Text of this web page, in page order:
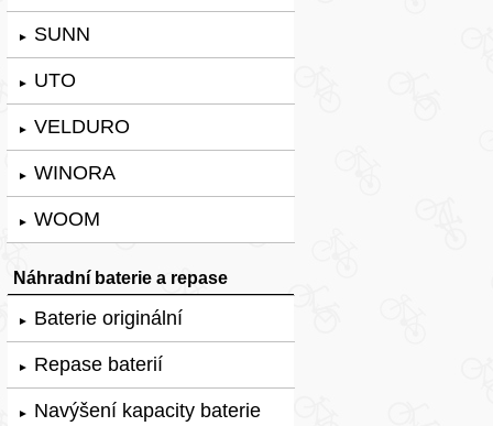
► SUNN
► UTO
► VELDURO
► WINORA
► WOOM
Náhradní baterie a repase
► Baterie originální
► Repase baterií
► Navýšení kapacity baterie